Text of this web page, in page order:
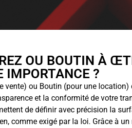
OU BOUTIN À
IMPORTANCE ?
vente) ou Boutin (pour une location)
et la conformité de votre
de définir avec précision la
comme exigé par la loi. Grâce à